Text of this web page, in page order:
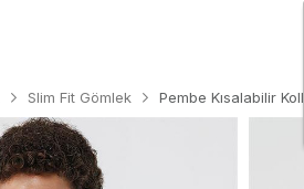
Slim Fit Gömlek Pembe Kısalabilir